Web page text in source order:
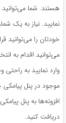
هستند. شما می‌توانید
نمایید. نیاز به یک
خودتان را
می‌توانید اقدام به
وارد نمایید به
موجود در پنل
افزونه‌ها به پنل
دریافت کنید.